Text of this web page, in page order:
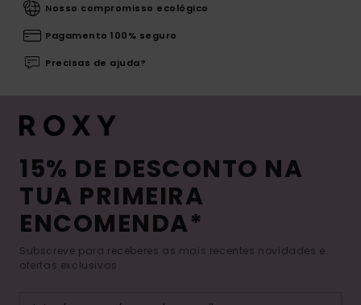
Nosso compromisso ecológico
Pagamento 100% seguro
Precisas de ajuda?
15% DE DESCONTO NA
TUA PRIMEIRA
ENCOMENDA*
Subscreve para receberes as mais recentes novidades e
ofertas exclusivas.